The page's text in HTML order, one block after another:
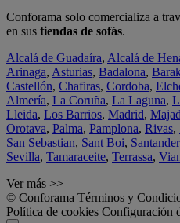
Conforama solo comercializa a
en sus tiendas de sofás.
Alcalá de Guadaíra, Alcalá de
Arinaga, Asturias, Badalona,
Castellón, Chafiras, Cordoba,
Almería, La Coruña, La Laguna,
Lleida, Los Barrios, Madrid,
Orotava, Palma, Pamplona, Rivas,
San Sebastian, Sant Boi, Santander
Sevilla, Tamaraceite, Terrassa,
Ver más >>
© Conforama Términos y
Política de cookies Configuración